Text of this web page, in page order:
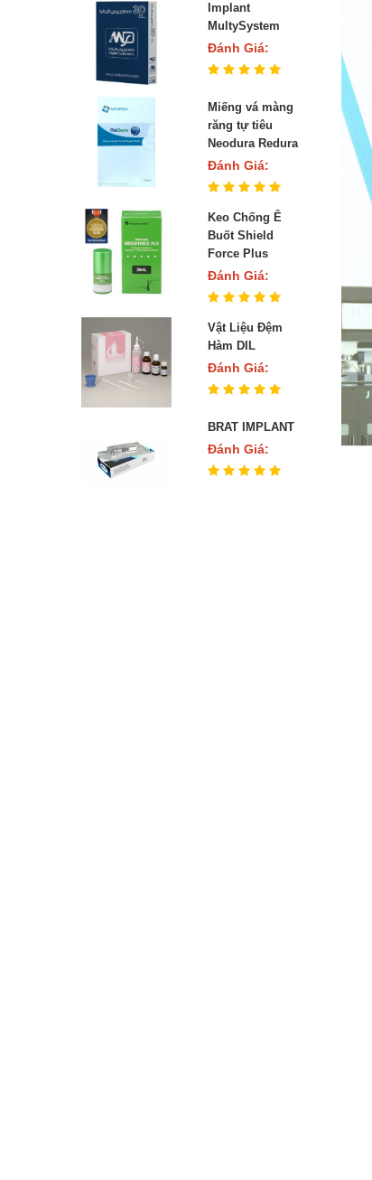
Chất lấy dấu
Chốt thạch anh
Implant
MultySystem
Đánh Giá:
Miếng vá màng
răng tự tiêu
Neodura Redura
Đánh Giá:
Keo Chống Ê
Buốt Shield
Force Plus
Đánh Giá:
Vật Liệu Đệm
Hàm DIL
Đánh Giá:
BRAT IMPLANT
Đánh Giá: